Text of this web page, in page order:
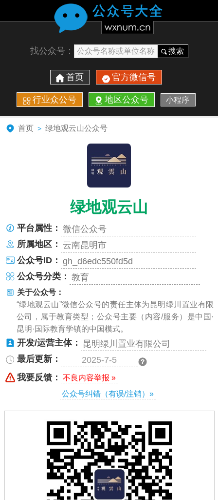
找公众号： 搜索
首页 官方微信号
行业众公号 地区公众号 小程序
首页 > 绿地观云山公众号
绿地观云山
平台属性： 微信公众号
所属地区： 云南昆明市
公众号ID： gh_d6edc550fd5d
公众号分类： 教育
关于公众号：
“绿地观云山”微信公众号的责任主体为昆明绿川置业有限
公司，属于教育类型；公众号主要（内容/服务）是中国·
昆明·国际教育学镇的中国模式。
开发/运营主体：
昆明绿川置业有限公司
最后更新：
2025-7-5
我要反馈：
不良内容举报 »
公众号纠错（有误/注销）»